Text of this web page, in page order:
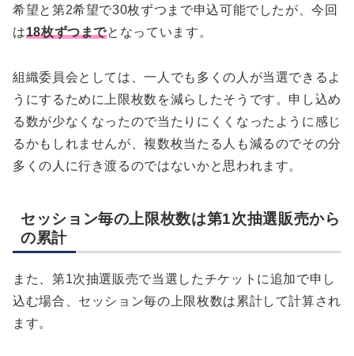
希望と第2希望で30枚ずつまで申込可能でしたが、今回
は18枚ずつまでとなっています。
組織委員会としては、一人でも多くの人が当選できるよ
うにするために上限枚数を減らしたそうです。申し込め
る数が少なくなったので当たりにくくなったように感じ
るかもしれませんが、複数枚当たる人も減るのでその分
多くの人に行き渡るのではないかと思われます。
セッション毎の上限枚数は第1次抽選販売から
の累計
また、第1次抽選販売で当選したチケットに追加で申し
込む場合、セッション毎の上限枚数は累計して計算され
ます。